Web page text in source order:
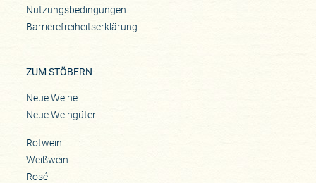
Nutzungsbedingungen
Barrierefreiheitserklärung
ZUM STÖBERN
Neue Weine
Neue Weingüter
Rotwein
Weißwein
Rosé